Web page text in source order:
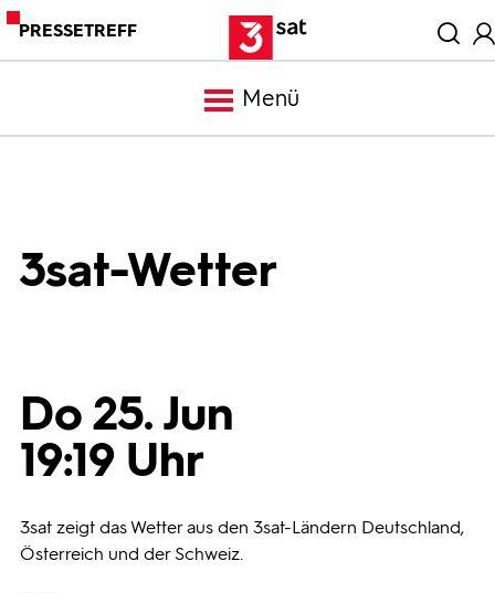
PRESSETREFF
Menü
Programmwochen
3sat-Wetter
Do 25. Jun
19:19 Uhr
3sat zeigt das Wetter aus den 3sat-Ländern Deutschland,
Österreich und der Schweiz.